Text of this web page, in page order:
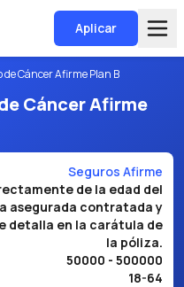
Aplicar
de Cáncer Afirme Plan B
Cáncer Afirme
Seguros Afirme
de la edad del
asegurada contratada y
detalla en la carátula de
la póliza.
50000 - 500000
18-64